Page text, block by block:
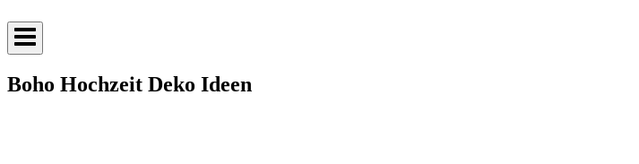
Boho Hochzeit Deko Ideen